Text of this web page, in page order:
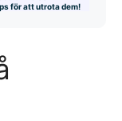
för att utrota dem!